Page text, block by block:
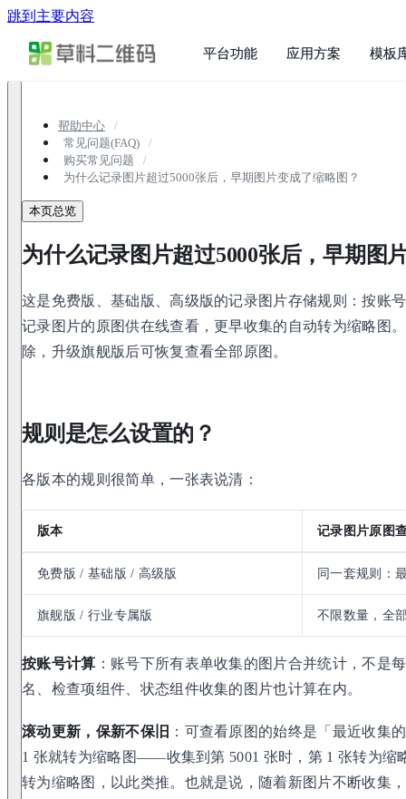
跳到主要内容
平台功能 应用方案 模板
帮助中心
常见问题(FAQ)
购买常见问题
为什么记录图片超过5000张后，早期图片变成了缩略图？
本页总览
为什么记录图片超过5000张后，早期图
这是免费版、基础版、高级版的记录图片存储规则：按账
记录图片的原图供在线查看，更早收集的自动转为缩略图
除，升级旗舰版后可恢复查看全部原图。
规则是怎么设置的？
各版本的规则很简单，一张表说清：
版本 记录图片原图
免费版 / 基础版 / 高级版 同一套规则：
旗舰版 / 行业专属版 不限数量，全
按账号计算 ：账号下所有表单收集的图片合并统计，不是
名、检查项组件、状态组件收集的图片也计算在内。
滚动更新，保新不保旧 ：可查看原图的始终是「最近收集
1 张就转为缩略图——收集到第 5001 张时，第 1 张转为缩
转为缩略图，以此类推。也就是说，随着新图片不断收集